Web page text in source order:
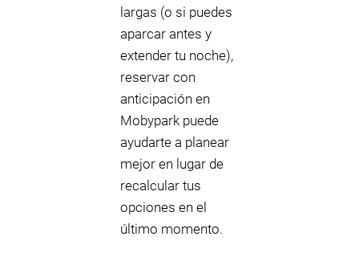
largas (o si puedes
aparcar antes y
extender tu noche),
reservar con
anticipación en
Mobypark puede
ayudarte a planear
mejor en lugar de
recalcular tus
opciones en el
último momento.